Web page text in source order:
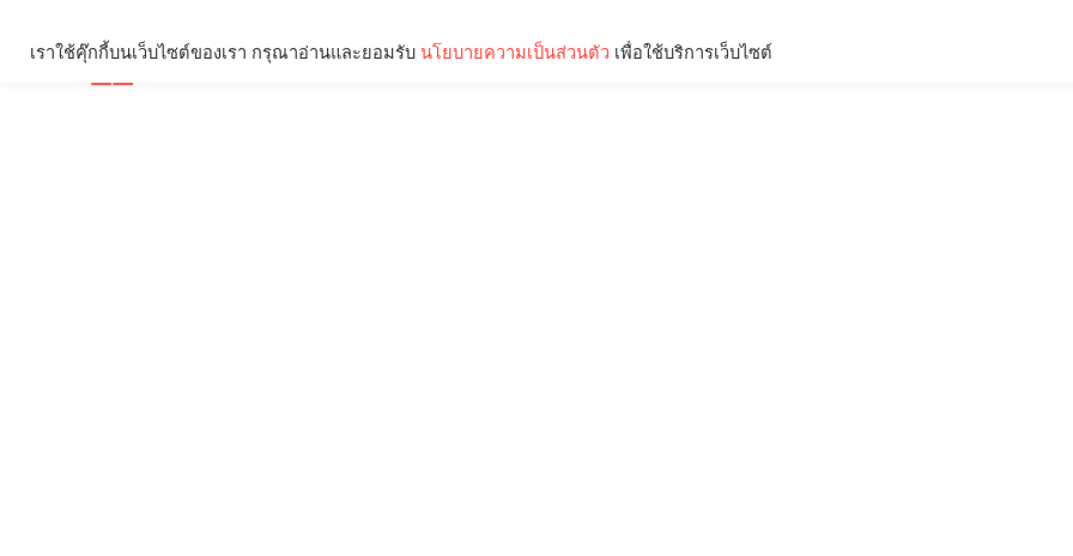
เราใช้คุ๊กกี้บนเว็บไซต์ของเรา กรุณาอ่านและยอมรับ นโยบายความเป็นส่วนตัว เพื่อใช้บริการเว็บไซต์